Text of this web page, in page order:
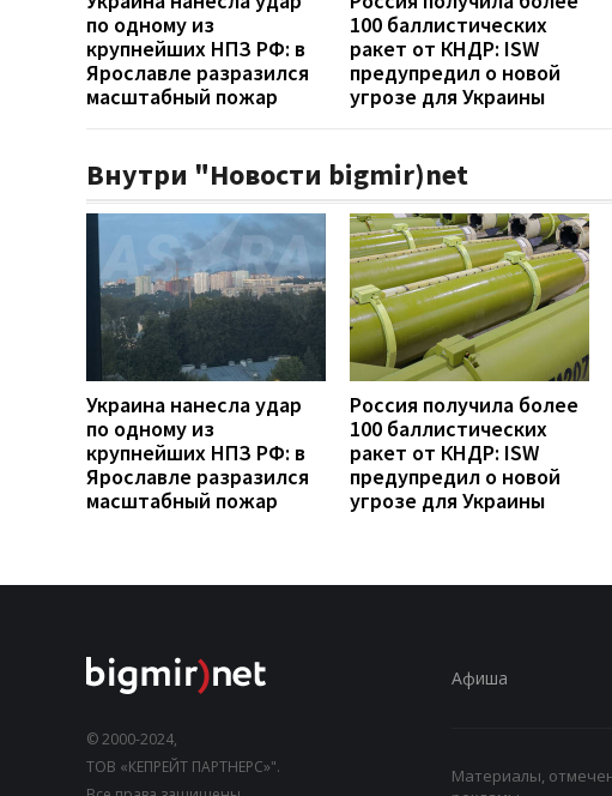
по одному из
крупнейших НПЗ РФ: в
Ярославле разразился
масштабный пожар
100 баллистических
ракет от КНДР: ISW
предупредил о новой
угрозе для Украины
Внутри "Новости bigmir)net
Украина нанесла удар
по одному из
крупнейших НПЗ РФ: в
Ярославле разразился
масштабный пожар
Россия получила более
100 баллистических
ракет от КНДР: ISW
предупредил о новой
угрозе для Украины
© 2000-2024,
ТОВ «КЕПРЕЙТ ПАРТНЕРС»".
Афиша
Материалы,